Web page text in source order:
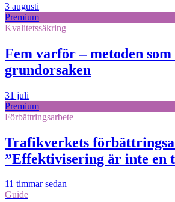
3 augusti
Premium
Kvalitetssäkring
Fem varför – metoden
grundorsaken
31 juli
Premium
Förbättringsarbete
Trafikverkets
”Effektivisering är inte en
11 timmar sedan
Guide